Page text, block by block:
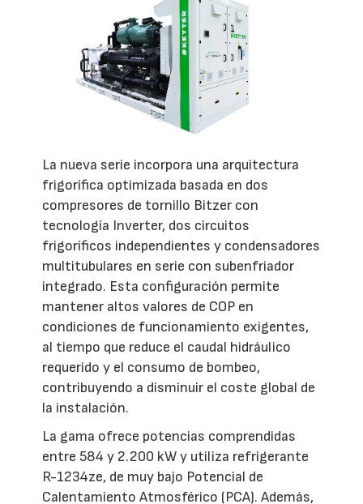
La nueva serie incorpora una arquitectura
frigorífica optimizada basada en dos
compresores de tornillo Bitzer con
tecnología Inverter, dos circuitos
frigoríficos independientes y condensadores
multitubulares en serie con subenfriador
integrado. Esta configuración permite
mantener altos valores de COP en
condiciones de funcionamiento exigentes,
al tiempo que reduce el caudal hidráulico
requerido y el consumo de bombeo,
contribuyendo a disminuir el coste global de
la instalación.
La gama ofrece potencias comprendidas
entre 584 y 2.200 kW y utiliza refrigerante
R-1234ze, de muy bajo Potencial de
Calentamiento Atmosférico (PCA). Además,